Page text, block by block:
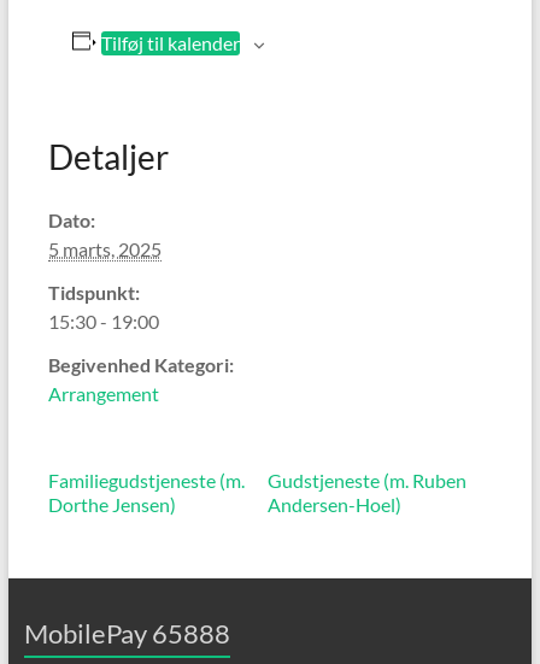
Tilføj til kalender
Detaljer
Dato:
5 marts, 2025
Tidspunkt:
15:30 - 19:00
Begivenhed Kategori:
Arrangement
Familiegudstjeneste (m.
Dorthe Jensen)
Gudstjeneste (m. Ruben
Andersen-Hoel)
MobilePay 65888